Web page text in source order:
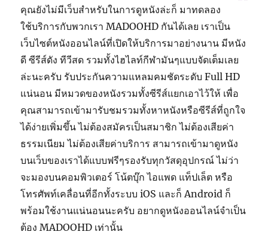
คุณยังไม่มีเว็บสำหรับในการดูหนังล่ะก็ มาทดลอง
ใช้บริการกับพวกเรา MADOOHD กันได้เลย เราเป็น
เว็บไซต์หนังออนไลน์ที่เปิดให้บริการมาอย่างนาน มีหนัง
ดี ซีรีส์ดัง ทีวีสด รวมทั้งไฮไลท์กีฬามันๆแบบจัดเต็มเลย
ล่ะนะครับ รับประกันความแหลมคมชัดระดับ Full HD
แน่นอน มีหมวดของหนังรวมทั้งซีรีส์แยกเอาไว้ให้ เพื่อ
คุณสามารถเข้ามารับชมรวมทั้งหาหนังหรือซีรีส์ที่ถูกใจ
ได้ง่ายเพิ่มขึ้น ไม่ต้องสมัครเป็นสมาชิก ไม่ต้องเสียค่า
ธรรมเนียม ไม่ต้องเสียค่าบริการ สามารถเข้ามาดูหนัง
บนเว็บของเราได้แบบฟรีๆรองรับทุกวัสดุอุปกรณ์ ไม่ว่า
จะมองบนคอมพิวเตอร์ โน้ตบุ๊ก ไอแพด แท็ปเล็ต หรือ
โทรศัพท์เคลื่อนที่อีกทั้งระบบ iOS และก็ Android ก็
พร้อมใช้งานแน่นอนนะครับ อยากดูหนังออนไลน์จำเป็น
ต้อง MADOOHD เท่านั้น